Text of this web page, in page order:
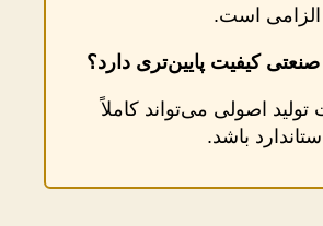
الزامی است.
صنعتی کیفیت پایین‌تری دارد؟
اصولی می‌تواند کاملاً
استاندارد باشد.